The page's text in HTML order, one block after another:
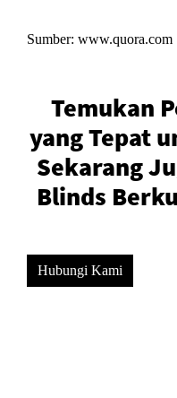
Sumber: www.quora.com
Temukan
yang Tepat
Sekarang
Blinds
Hubungi Kami